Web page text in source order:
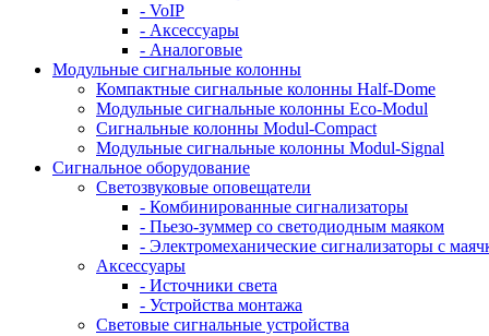
- VoIP
- Аксессуары
- Аналоговые
Модульные сигнальные колонны
Компактные сигнальные колонны Half-Dome
Модульные сигнальные колонны Eco-Modul
Сигнальные колонны Modul-Compact
Модульные сигнальные колонны Modul-Signal
Сигнальное оборудование
Светозвуковые оповещатели
- Комбинированные сигнализаторы
- Пьезо-зуммер со светодиодным маяком
- Электромеханические сигнализаторы с
Аксессуары
- Источники света
- Устройства монтажа
Световые сигнальные устройства